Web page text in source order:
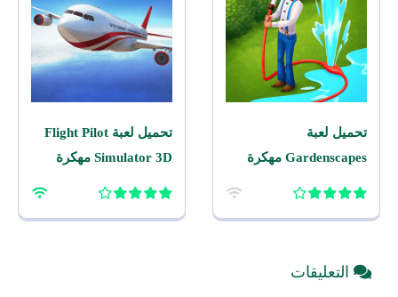
تحميل لعبة
Gardenscapes مهكرة
تحميل لعبة Flight Pilot
Simulator 3D مهكرة
التعليقات